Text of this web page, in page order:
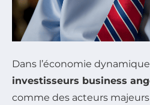
Dans l’économie
investisseurs business
comme des acteurs